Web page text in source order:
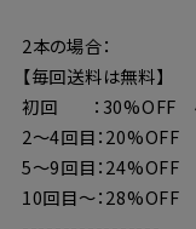
2本の場合：
【毎回送料は無料】
初回 ：30%OFF
2〜4回目：
5〜9回目：
10回目〜：